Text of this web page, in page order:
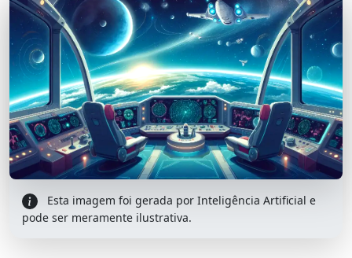
Esta imagem foi gerada por Inteligência Artificial e
pode ser meramente ilustrativa.